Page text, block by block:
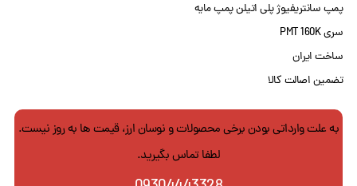
پمپ سانتریفیوژ پلی اتیلن پمپ‌ مایه
سری PMT 160K
ساخت ایران
تضمین اصالت کالا
به علت وارداتی بودن برخی محصولات و نوسان ارز، قیمت ها به روز نیست.
لطفا تماس بگیرید.